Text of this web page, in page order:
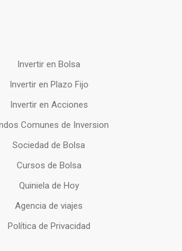
Invertir en Bolsa
Invertir en Plazo Fijo
Invertir en Acciones
Comunes de Inversion
Sociedad de Bolsa
Cursos de Bolsa
Quiniela de Hoy
Agencia de viajes
Política de Privacidad